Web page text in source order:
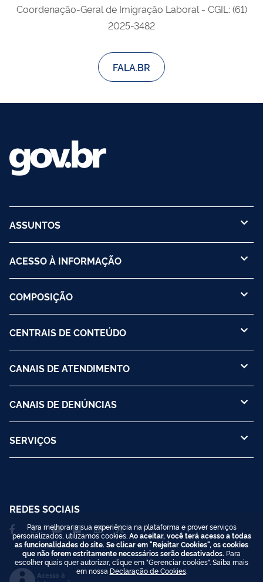
Coordenação-Geral de Imigração Laboral - CGIL: (61)
2025-3482
FALA.BR
ASSUNTOS
ACESSO À INFORMAÇÃO
COMPOSIÇÃO
CENTRAIS DE CONTEÚDO
CANAIS DE ATENDIMENTO
CANAIS DE DENÚNCIAS
SERVIÇOS
REDES SOCIAIS
Acesso à
Para melhorar a sua experiência na plataforma e prover serviços
personalizados, utilizamos cookies. Ao aceitar, você terá acesso a todas
as funcionalidades do site. Se clicar em "Rejeitar Cookies", os cookies
que não forem estritamente necessários serão desativados. Para
escolher quais quer autorizar, clique em "Gerenciar cookies". Saiba mais
em nossa Declaração de Cookies.